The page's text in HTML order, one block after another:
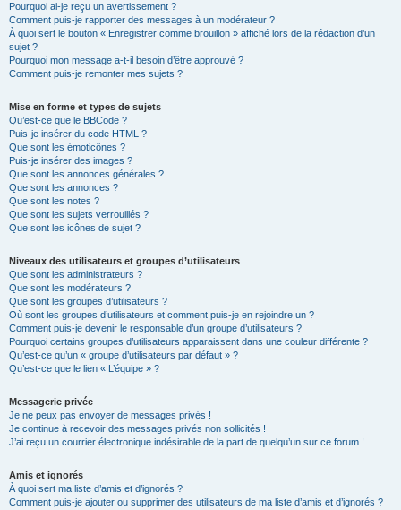
Pourquoi ai-je reçu un avertissement ?
Comment puis-je rapporter des messages à un modérateur ?
À quoi sert le bouton « Enregistrer comme brouillon » affiché lors de la rédaction d’un
sujet ?
Pourquoi mon message a-t-il besoin d’être approuvé ?
Comment puis-je remonter mes sujets ?
Mise en forme et types de sujets
Qu’est-ce que le BBCode ?
Puis-je insérer du code HTML ?
Que sont les émoticônes ?
Puis-je insérer des images ?
Que sont les annonces générales ?
Que sont les annonces ?
Que sont les notes ?
Que sont les sujets verrouillés ?
Que sont les icônes de sujet ?
Niveaux des utilisateurs et groupes d’utilisateurs
Que sont les administrateurs ?
Que sont les modérateurs ?
Que sont les groupes d’utilisateurs ?
Où sont les groupes d’utilisateurs et comment puis-je en rejoindre un ?
Comment puis-je devenir le responsable d’un groupe d’utilisateurs ?
Pourquoi certains groupes d’utilisateurs apparaissent dans une couleur différente ?
Qu’est-ce qu’un « groupe d’utilisateurs par défaut » ?
Qu’est-ce que le lien « L’équipe » ?
Messagerie privée
Je ne peux pas envoyer de messages privés !
Je continue à recevoir des messages privés non sollicités !
J’ai reçu un courrier électronique indésirable de la part de quelqu’un sur ce forum !
Amis et ignorés
À quoi sert ma liste d’amis et d’ignorés ?
Comment puis-je ajouter ou supprimer des utilisateurs de ma liste d’amis et d’ignorés ?